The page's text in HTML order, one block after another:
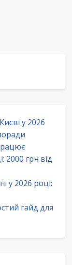
у 2026
2000 грн від
у 2026 році:
гайд для